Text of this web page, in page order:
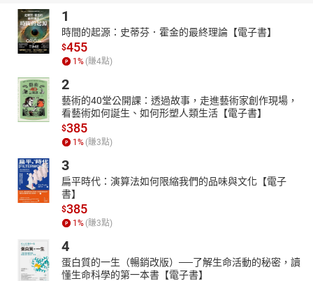
1
時間的起源：史蒂芬．霍金的最終理論【電子書】
$455
1 % (賺4點)
2
藝術的40堂公開課：透過故事，走進藝術家創作現場，
看藝術如何誕生、如何形塑人類生活【電子書】
$385
1 % (賺3點)
3
扁平時代：演算法如何限縮我們的品味與文化【電子
書】
$385
1 % (賺3點)
4
蛋白質的一生（暢銷改版）──了解生命活動的秘密，讀
懂生命科學的第一本書【電子書】